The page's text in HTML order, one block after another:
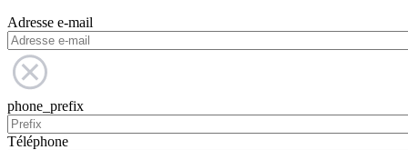
Adresse e-mail
phone_prefix
Téléphone